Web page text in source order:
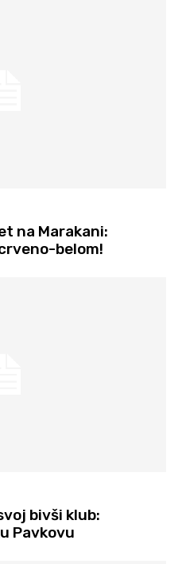
na Marakani:
belom!
bivši klub:
Pavkovu